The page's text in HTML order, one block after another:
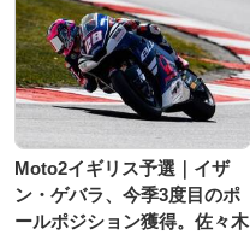
Moto2イギリス予選｜イザ
ン・ゲバラ、今季3度目のポ
ールポジション獲得。佐々木